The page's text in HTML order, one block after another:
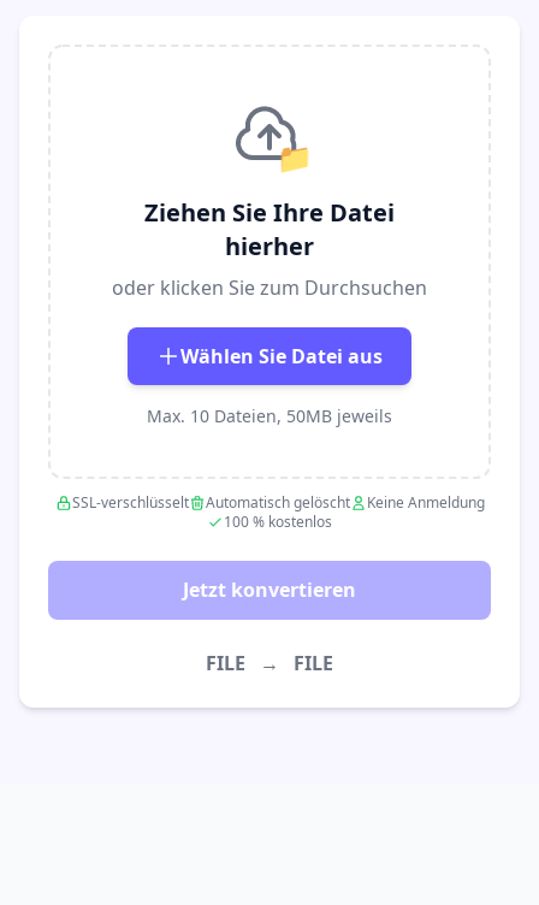
📁
Ziehen Sie Ihre Datei
hierher
oder klicken Sie zum Durchsuchen
Wählen Sie Datei aus
Max. 10 Dateien, 50MB jeweils
SSL-verschlüsselt Automatisch gelöscht
Keine Anmeldung
100 % kostenlos
Jetzt konvertieren
FILE → FILE